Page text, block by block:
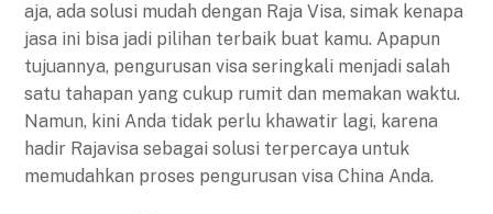
aja, ada solusi mudah dengan Raja Visa, simak kenapa
jasa ini bisa jadi pilihan terbaik buat kamu. Apapun
tujuannya, pengurusan visa seringkali menjadi salah
satu tahapan yang cukup rumit dan memakan waktu.
Namun, kini Anda tidak perlu khawatir lagi, karena
hadir Rajavisa sebagai solusi terpercaya untuk
memudahkan proses pengurusan visa China Anda.